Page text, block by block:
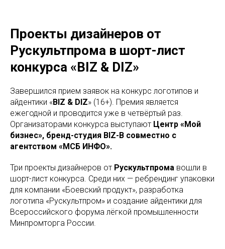
Проекты дизайнеров от
Рускультпрома в шорт-лист
конкурса «BIZ & DIZ»
Завершился прием заявок на конкурс логотипов и
айдентики «BIZ & DIZ» (16+). Премия является
ежегодной и проводится уже в четвёртый раз.
Организаторами конкурса выступают Центр «Мой
бизнес», бренд-студия BIZ-B совместно с
агентством «МСБ ИНФО».
Три проекты дизайнеров от Рускультпрома вошли в
шорт-лист конкурса. Среди них — ребрендинг упаковки
для компании «Боевский продукт», разработка
логотипа «Рускультпром» и создание айдентики для
Всероссийского форума лёгкой промышленности
Минпромторга России.